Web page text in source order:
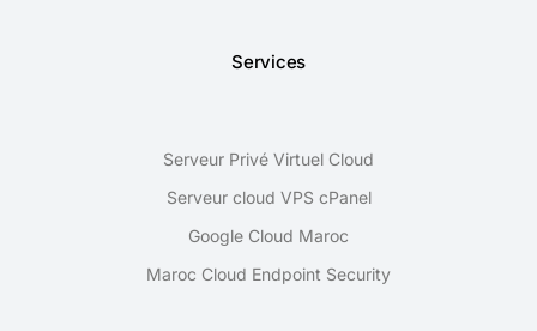
Services
Serveur Privé Virtuel Cloud
Serveur cloud VPS cPanel
Google Cloud Maroc
Maroc Cloud Endpoint Security